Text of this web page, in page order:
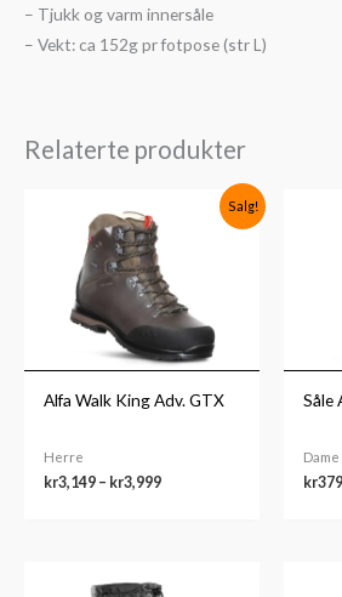
– Tjukk og varm innersåle
– Vekt: ca 152g pr fotpose (str L)
Relaterte produkter
Salg!
Alfa Walk King Adv. GTX
Herre
kr3,149 – kr3,999
Prisområde:
Såle
kr379